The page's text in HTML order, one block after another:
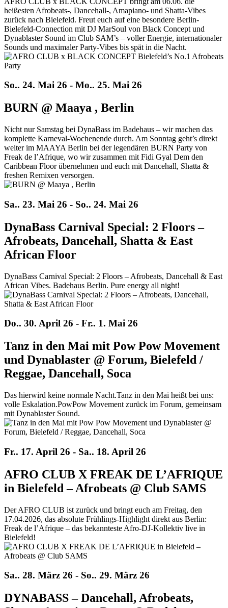
heißesten Afrobeats-, Dancehall-, Amapiano- und Shatta-Vibes
zurück nach Bielefeld. Freut euch auf eine besondere Berlin-
Bielefeld-Connection mit DJ MarSoul von Black Concept und
Dynablaster Sound im Club SAM’s – voller Energie, internationaler
Sounds und maximaler Party-Vibes bis spät in die Nacht.
So.. 24. Mai 26 - Mo.. 25. Mai 26
BURN @ Maaya , Berlin
Nicht nur Samstag bei DynaBass im Badehaus – wir machen das
komplette Karneval-Wochenende durch. Am Sonntag geht’s direkt
weiter im MAAYA Berlin bei der legendären BURN Party von
Freak de l’Afrique, wo wir zusammen mit Fidi Gyal Dem den
Caribbean Floor übernehmen und euch mit Dancehall, Shatta &
freshen Remixen versorgen.
Sa.. 23. Mai 26 - So.. 24. Mai 26
DynaBass Carnival Special: 2 Floors –
Afrobeats, Dancehall, Shatta & East
African Floor
DynaBass Carnival Special: 2 Floors – Afrobeats, Dancehall & East
African Vibes. Badehaus Berlin. Pure energy all night!
Do.. 30. April 26 - Fr.. 1. Mai 26
Tanz in den Mai mit Pow Pow Movement
und Dynablaster @ Forum, Bielefeld /
Reggae, Dancehall, Soca
Das hierwird keine normale Nacht.Tanz in den Mai heißt bei uns:
volle Eskalation.PowPow Movement zurück im Forum, gemeinsam
mit Dynablaster Sound.
Fr.. 17. April 26 - Sa.. 18. April 26
AFRO CLUB X FREAK DE L’AFRIQUE
in Bielefeld – Afrobeats @ Club SAMS
Der AFRO CLUB ist zurück und bringt euch am Freitag, den
17.04.2026, das absolute Frühlings-Highlight direkt aus Berlin:
Freak de l’Afrique – das bekannteste Afro-DJ-Kollektiv live in
Bielefeld!
Sa.. 28. März 26 - So.. 29. März 26
DYNABASS – Dancehall, Afrobeats,